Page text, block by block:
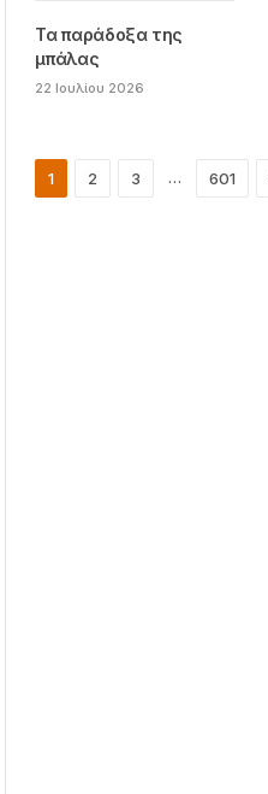
Τα παράδοξα της
μπάλας
22 Ιουλίου 2026
1 2 3 … 601